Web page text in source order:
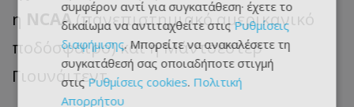
η NCAA(πανεπιστημιακό αμερικανικό
ποδόσφαιρο) και η Μάντσεστερ
Γιουνάιτεντ.
συμφέρον αντί για συγκατάθεση· έχετε το
δικαίωμα να αντιταχθείτε στιςΡυθμίσεις
διαφήμισης. Μπορείτε να ανακαλέσετε τη
συγκατάθεσή σας οποιαδήποτε στιγμή
στιςΡυθμίσεις cookies. Πολιτική
Απορρήτου